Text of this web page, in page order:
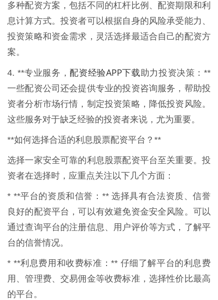
多种配资方案，包括不同的杠杆比例、配资期限和利
息计算方式。投资者可以根据自身的风险承受能力、
投资策略和资金需求，灵活选择最适合自己的配资方
案。
4. **专业服务， 配资经验APP下载助力投资决策：**
一些配资公司还会提供专业的投资咨询服务，帮助投
资者分析市场行情，制定投资策略，降低投资风险。
这些服务对于缺乏经验的投资者来说，尤为重要。
**如何选择合适的利息股票配资平台？**
选择一家安全可靠的利息股票配资平台至关重要。投
资者在选择时，应重点关注以下几个方面：
* **平台的资质和信誉：** 选择具有合法资质、信誉
良好的配资平台，可以有效避免资金安全风险。可以
通过查询平台的注册信息、用户评价等方式，了解平
台的信誉情况。
* **利息费用和收费标准：** 仔细了解平台的利息费
用、管理费、交易佣金等收费标准，选择性价比最高
的平台。